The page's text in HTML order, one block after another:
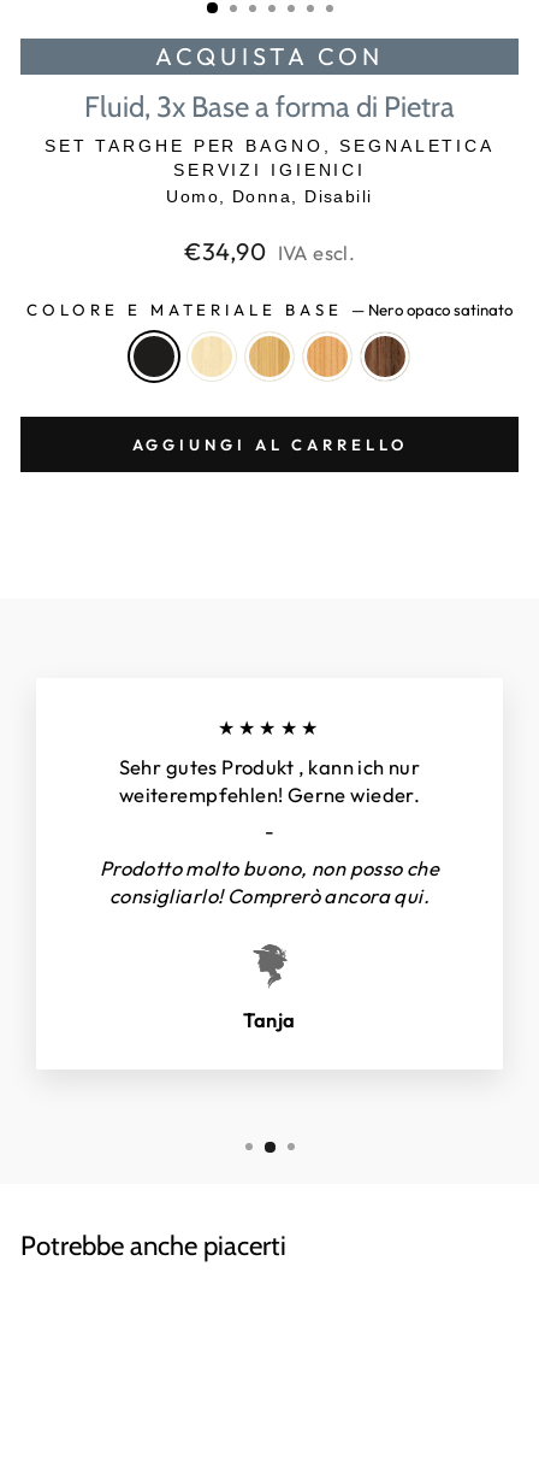
ACQUISTA CON
Fluid, 3x Base a forma di Pietra
SET TARGHE PER BAGNO, SEGNALETICA
SERVIZI IGIENICI
Uomo, Donna, Disabili
Prezzo
listino
€34,90 IVA escl.
COLORE E MATERIALE BASE— Nero opaco satinato
AGGIUNGI AL CARRELLO
★★★★★
Sehr gutes Produkt , kann ich nur
weiterempfehlen! Gerne wieder.
-
Prodotto molto buono, non posso che
consigliarlo! Comprerò ancora qui.
Tanja
Potrebbe anche piacerti